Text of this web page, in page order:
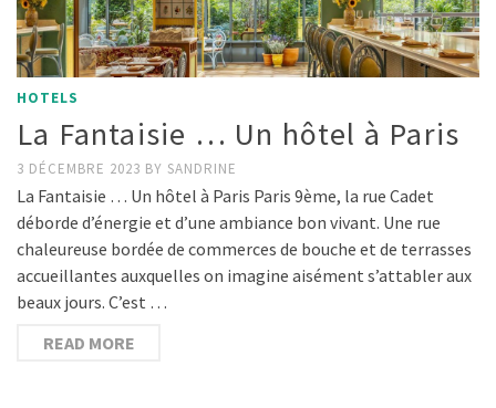
HOTELS
La Fantaisie … Un hôtel à Paris
3 DÉCEMBRE 2023 BY SANDRINE
La Fantaisie … Un hôtel à Paris Paris 9ème, la rue Cadet
déborde d’énergie et d’une ambiance bon vivant. Une rue
chaleureuse bordée de commerces de bouche et de terrasses
accueillantes auxquelles on imagine aisément s’attabler aux
beaux jours. C’est …
READ MORE